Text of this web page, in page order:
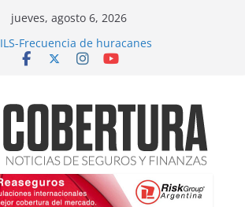
jueves, agosto 6, 2026
ILS-Frecuencia de huracanes
Seguro marítimo-Presiones cruzadas
Fitch-Impulso a la innovación